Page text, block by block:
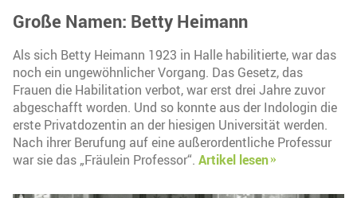
Große Namen: Betty Heimann
Als sich Betty Heimann 1923 in Halle habilitierte, war das
noch ein ungewöhnlicher Vorgang. Das Gesetz, das
Frauen die Habilitation verbot, war erst drei Jahre zuvor
abgeschafft worden. Und so konnte aus der Indologin die
erste Privatdozentin an der hiesigen Universität werden.
Nach ihrer Berufung auf eine außerordentliche Professur
war sie das „Fräulein Professor“. Artikel lesen